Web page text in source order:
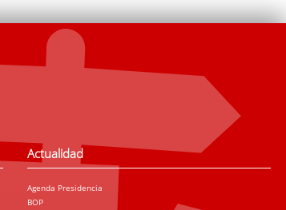
Actualidad
Agenda Presidencia
BOP